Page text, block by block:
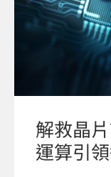
解救晶
運算引